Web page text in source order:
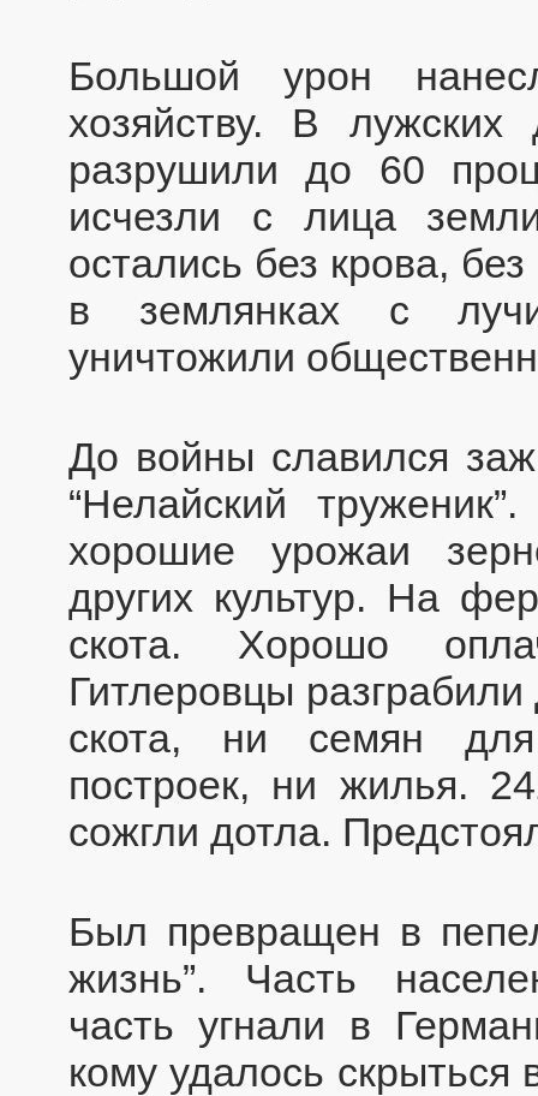
Большой урон
хозяйству. В
разрушили до 60
исчезли с лица
остались без крова,
в землянках с
уничтожили
До войны славился
“Нелайский
хорошие урожаи
других культур. На
скота. Хорошо
Гитлеровцы
скота, ни семян
построек, ни жилья.
сожгли дотла.
Был превращен в
жизнь”. Часть
часть угнали в
кому удалось скрыться